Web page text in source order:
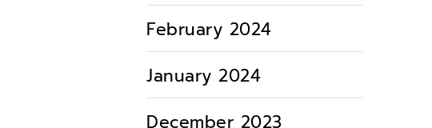
February 2024
January 2024
December 2023